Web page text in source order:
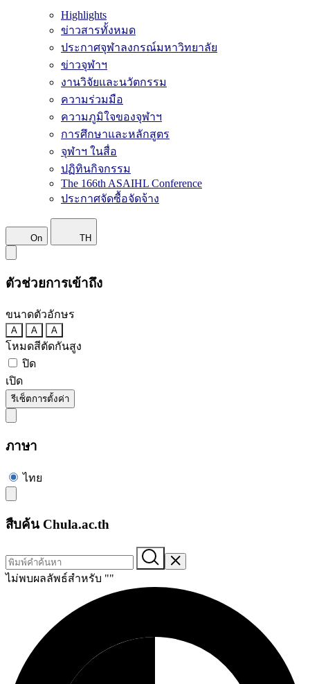
Highlights
ข่าวสารทั้งหมด
ประกาศจุฬาลงกรณ์มหาวิทยาลัย
ข่าวจุฬาฯ
งานวิจัยและนวัตกรรม
ความร่วมมือ
ความภูมิใจของจุฬาฯ
การศึกษาและหลักสูตร
จุฬาฯ ในสื่อ
ปฏิทินกิจกรรม
The 166th ASAIHL Conference
ประกาศจัดซื้อจัดจ้าง
On TH
ตัวช่วยการเข้าถึง
ขนาดตัวอักษร
A A A
โหมดสีตัดกันสูง
ปิด
เปิด
รีเซ็ตการตั้งค่า
ภาษา
ไทย
สืบค้น Chula.ac.th
ไม่พบผลลัพธ์สำหรับ ""